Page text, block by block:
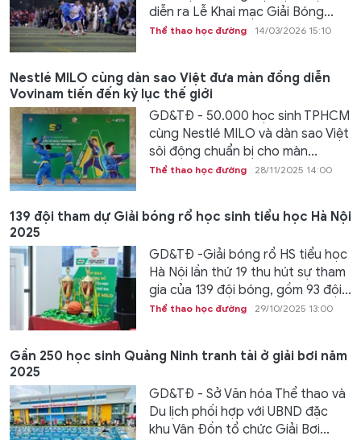
diễn ra Lễ Khai mạc Giải Bóng...
Thể thao học đường 14/03/2026 15:10
Nestlé MILO cùng dàn sao Việt đưa màn đồng diễn
Vovinam tiến đến kỷ lục thế giới
GD&TĐ - 50.000 học sinh TPHCM
cùng Nestlé MILO và dàn sao Việt
sôi động chuẩn bị cho màn...
Thể thao học đường 28/11/2025 14:00
139 đội tham dự Giải bóng rổ học sinh tiểu học Hà Nội
2025
GD&TĐ -Giải bóng rổ HS tiểu học
Hà Nội lần thứ 19 thu hút sự tham
gia của 139 đội bóng, gồm 93 đội...
Thể thao học đường 29/10/2025 13:00
Gần 250 học sinh Quảng Ninh tranh tài ở giải bơi năm
2025
GD&TĐ - Sở Văn hóa Thể thao và
Du lịch phối hợp với UBND đặc
khu Vân Đồn tổ chức Giải Bơi...